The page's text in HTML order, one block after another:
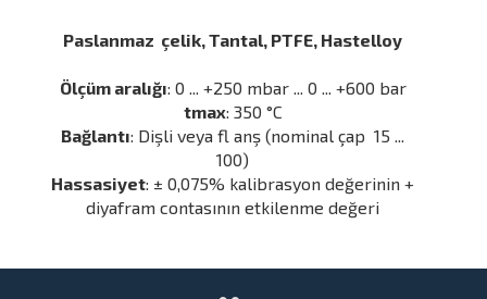
Paslanmaz çelik, Tantal, PTFE, Hastelloy
Ölçüm aralığı: 0 ... +250 mbar ... 0 ... +600 bar
tmax: 350 °C
Bağlantı: Dişli veya fl anş (nominal çap 15 ...
100)
Hassasiyet: ± 0,075% kalibrasyon değerinin +
diyafram contasının etkilenme değeri